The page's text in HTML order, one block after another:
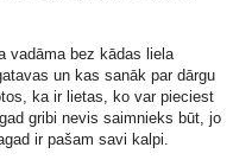
vadāma bez kādas liela
un kas sanāk par dārgu
ka ir lietas, ko var pieciest
gribi nevis saimnieks būt, jo
ir pašam savi kalpi.